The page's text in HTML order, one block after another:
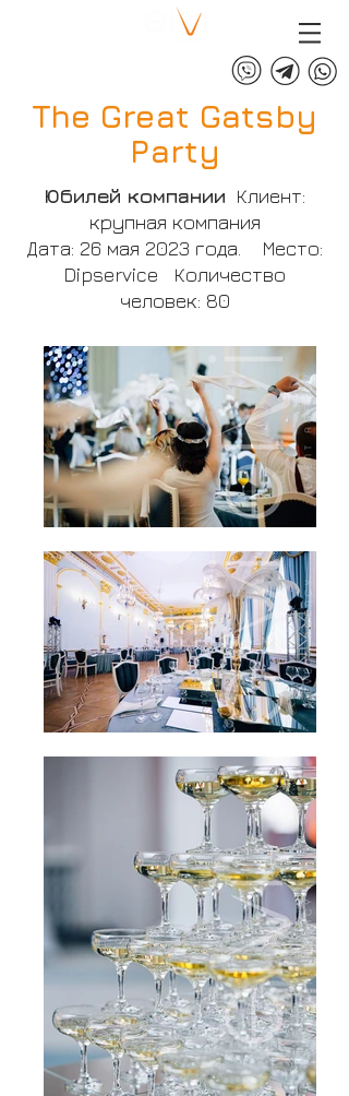
The Great Gatsby
Party
Юбилей компании Клиент:
крупная компания
Дата: 26 мая 2023 года. Место:
Dipservice Количество
человек: 80